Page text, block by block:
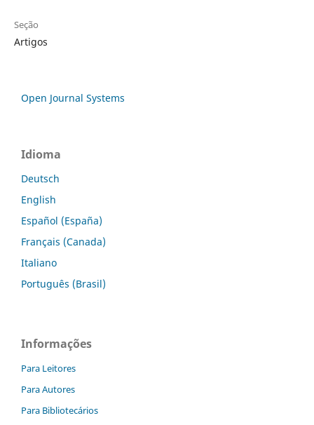
Seção
Artigos
Open Journal Systems
Idioma
Deutsch
English
Español (España)
Français (Canada)
Italiano
Português (Brasil)
Informações
Para Leitores
Para Autores
Para Bibliotecários